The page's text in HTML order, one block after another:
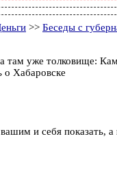
>> Беседы с
там уже толковище:
о Хабаровске
и себя показать,